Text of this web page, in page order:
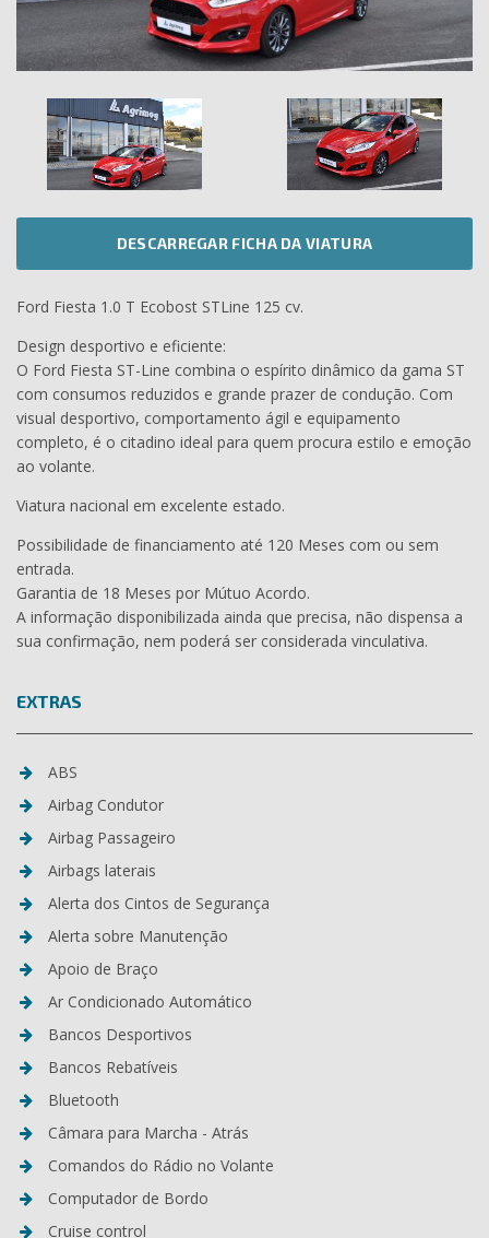
DESCARREGAR FICHA DA VIATURA
Ford Fiesta 1.0 T Ecobost STLine 125 cv.
Design desportivo e eficiente:
O Ford Fiesta ST-Line combina o espírito dinâmico da gama ST
com consumos reduzidos e grande prazer de condução. Com
visual desportivo, comportamento ágil e equipamento
completo, é o citadino ideal para quem procura estilo e emoção
ao volante.
Viatura nacional em excelente estado.
Possibilidade de financiamento até 120 Meses com ou sem
entrada.
Garantia de 18 Meses por Mútuo Acordo.
A informação disponibilizada ainda que precisa, não dispensa a
sua confirmação, nem poderá ser considerada vinculativa.
EXTRAS
ABS
Airbag Condutor
Airbag Passageiro
Airbags laterais
Alerta dos Cintos de Segurança
Alerta sobre Manutenção
Apoio de Braço
Ar Condicionado Automático
Bancos Desportivos
Bancos Rebatíveis
Bluetooth
Câmara para Marcha - Atrás
Comandos do Rádio no Volante
Computador de Bordo
Cruise control